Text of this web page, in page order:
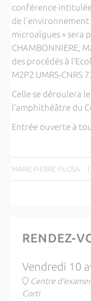
conférence
de l'environnement
microalgues » sera
CHAMBONNIERE,
des procédés à
M2P2 UMRS-CNRS
Celle se déroulera
l’amphithéâtre du
Entrée ouverte à
MARIE-PIERRE FILOSA |
RENDEZ-
Vendredi 10
Centre
Corti